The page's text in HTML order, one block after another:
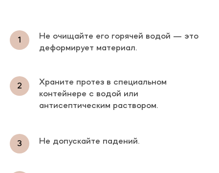
Не очищайте его горячей водой — это
деформирует материал.
Храните протез в специальном
контейнере с водой или
антисептическим раствором.
Не допускайте падений.